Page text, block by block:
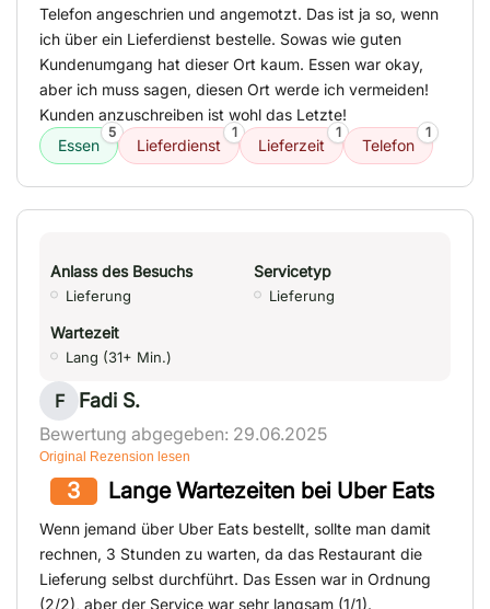
Telefon angeschrien und angemotzt. Das ist ja so, wenn
ich über ein Lieferdienst bestelle. Sowas wie guten
Kundenumgang hat dieser Ort kaum. Essen war okay,
aber ich muss sagen, diesen Ort werde ich vermeiden!
Kunden anzuschreiben ist wohl das Letzte!
Essen
5
Lieferdienst
1
Lieferzeit
1
Telefon
1
Anlass des Besuchs
Lieferung
Servicetyp
Lieferung
Wartezeit
Lang (31+ Min.)
F Fadi S.
Bewertung abgegeben: 29.06.2025
Original Rezension lesen
3 Lange Wartezeiten bei Uber Eats
Wenn jemand über Uber Eats bestellt, sollte man damit
rechnen, 3 Stunden zu warten, da das Restaurant die
Lieferung selbst durchführt. Das Essen war in Ordnung
(2/2), aber der Service war sehr langsam (1/1).